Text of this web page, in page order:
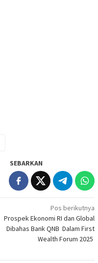
SEBARKAN
Pos berikutnya
Prospek Ekonomi RI dan Global
Dibahas Bank QNB Dalam First
Wealth Forum 2025